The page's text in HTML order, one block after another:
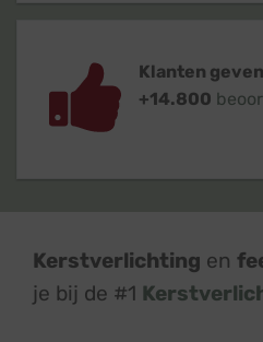
Klanten
+14.800
Kerstverlichting en
je bij de #1